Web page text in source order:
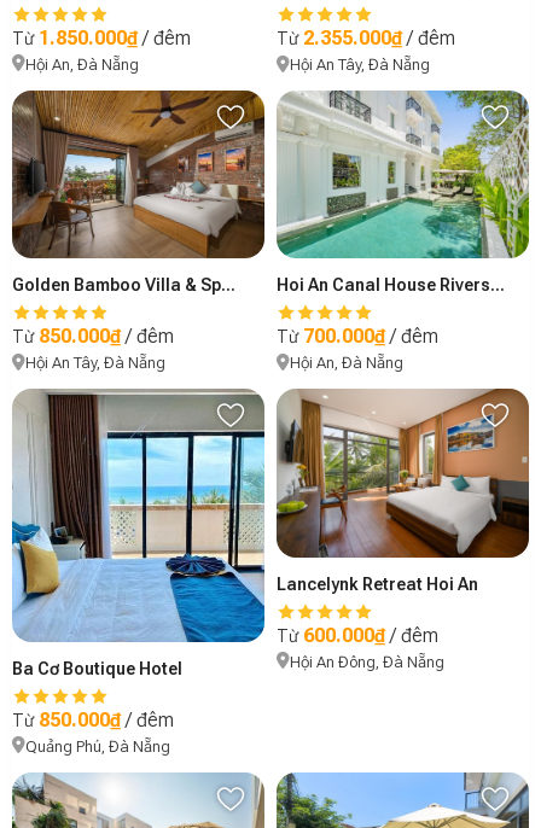
Từ 1.850.000₫/ đêm
Hội An, Đà Nẵng
Từ 2.355.000₫/ đêm
Hội An Tây, Đà Nẵng
Golden Bamboo Villa & Spa An Bang Beach Hoian
Từ 850.000₫/ đêm
Hội An Tây, Đà Nẵng
Hoi An Canal House Riverside By Haviland
Từ 700.000₫/ đêm
Hội An, Đà Nẵng
Ba Cơ Boutique Hotel
Từ 850.000₫/ đêm
Quảng Phú, Đà Nẵng
Lancelynk Retreat Hoi An
Từ 600.000₫/ đêm
Hội An Đông, Đà Nẵng